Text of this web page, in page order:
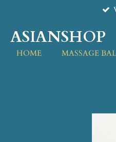
naar
de
hoofdinhoud
ASIANSHOP
HOME MASSAGE